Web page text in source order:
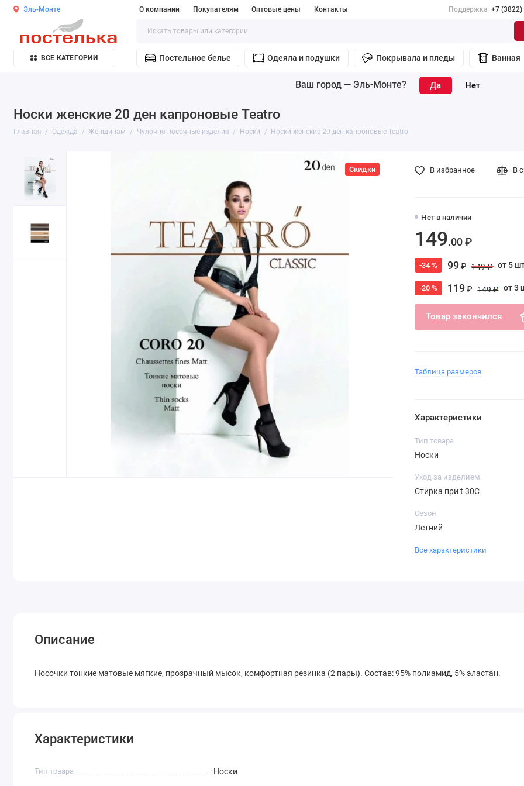
Эль-Монте О компании Покупателям Оптовые цены Контакты Поддержка +7
ВСЕ КАТЕГОРИИ Постельное белье Одеяла и подушки Покрывала и пледы Ванная
Ваш город — Эль-Монте?
Носки женские 20 ден капроновые Teatro
Главная Одежда Женщинам Чулочно-носочные изделия Носки Носки женские 20 ден капроновые Teatro
Скидки
Нет в наличии
149.00 ₽
-34 % 99₽ 149 ₽ от 5
-20 % 119₽ 149 ₽ от 3
Товар закончился
В избранное В
Таблица размеров
Характеристики
Тип товара
Носки
Уход за изделием
Стирка при t 30С
Сезон
Летний
Все характеристики
Описание
Носочки тонкие матовые мягкие, прозрачный мысок, комфортная резинка (2 пары). Состав: 95% полиамид, 5% эластан.
Характеристики
Тип товара Носки